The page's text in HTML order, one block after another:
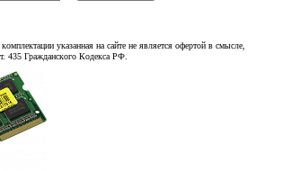
указанная на сайте не является офертой в смысле,
435 Гражданского Кодекса РФ.